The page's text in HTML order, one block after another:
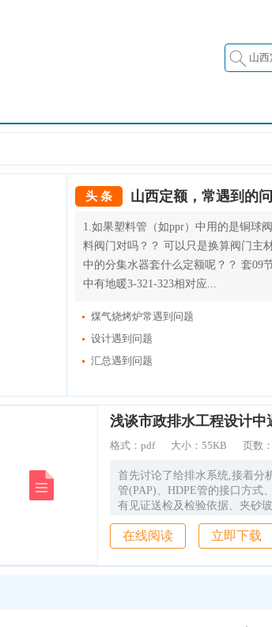
头 条 山西定额，常遇到的
1.如果塑料管（如ppr）中用的是铜球
料阀门对吗？？ 可以只是换算阀门主
中的分集水器套什么定额呢？？ 套09
中有地暖3-321-323相对应...
煤气烧烤炉常遇到问题
设计遇到问题
汇总遇到问题
浅谈市政排水工程设计中
格式： pdf 大小： 55KB 页数：
首先讨论了给排水系统,接着分
管(PAP)、HDPE管的接口方式
有见证送检及检验依据、夹砂
(RPMP)的施工,最后研究了施工
工质量管理。因此本文具有深
现实的应用指导价值。
在线阅读 立即下载